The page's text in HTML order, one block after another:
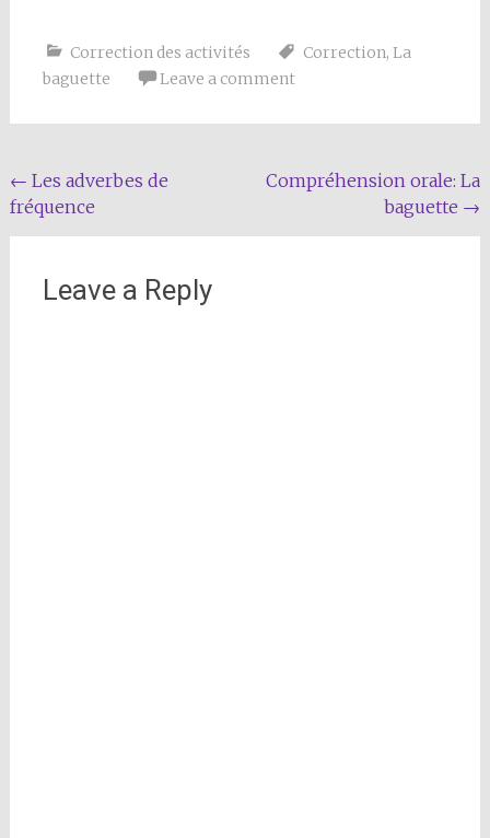
Correction des activités Correction, La
baguette
Leave a comment
Post
navigation
← Les adverbes de
fréquence
Compréhension orale: La
baguette →
Leave a Reply